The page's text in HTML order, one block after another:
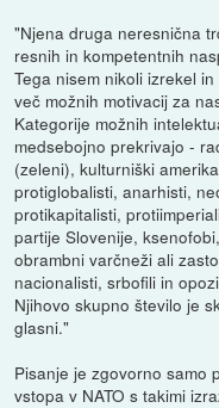
"Njena druga neresnična
resnih in kompetentnih
Tega nisem nikoli izrekel
več možnih motivacij za
Kategorije možnih
medsebojno prekrivajo -
(zeleni), kulturniški
protiglobalisti, anarhisti,
protikapitalisti,
partije Slovenije,
obrambni varčneži ali
nacionalisti, srbofili in
Njihovo skupno število je
glasni."
Pisanje je zgovorno samo
vstopa v NATO s takimi